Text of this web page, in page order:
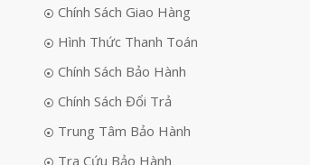
Chính Sách Giao Hàng
Hình Thức Thanh Toán
Chính Sách Bảo Hành
Chính Sách Đổi Trả
Trung Tâm Bảo Hành
Tra Cứu Bảo Hành